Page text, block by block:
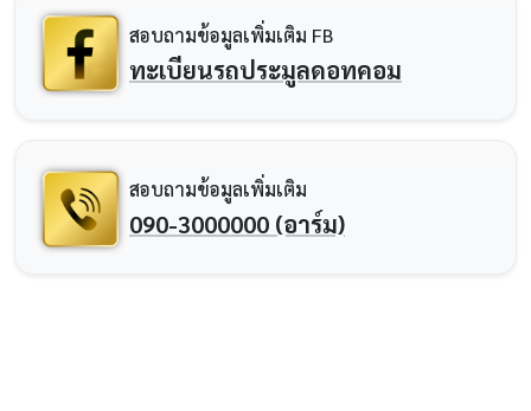
สอบถามข้อมูลเพิ่มเติม FB
ทะเบียนรถประมูลดอทคอม
สอบถามข้อมูลเพิ่มเติม
090-3000000 (อาร์ม)